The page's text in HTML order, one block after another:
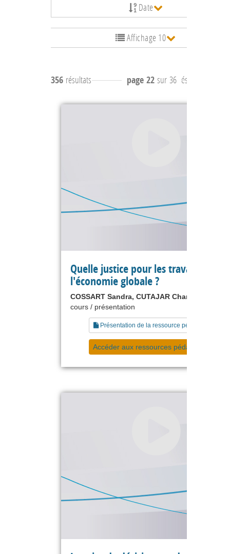
Date
Affichage 10
356 résultats page 22 sur 36 résultats
Quelle justice pour les travailleurs
l'économie globale ?
COSSART Sandra, CUTAJAR Chantal
cours / présentation
Présentation de la ressource pédagogique
Accéder aux ressources pédagogiques